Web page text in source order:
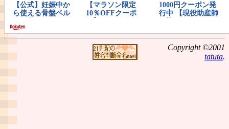
Copyright ©2001
tatuta.